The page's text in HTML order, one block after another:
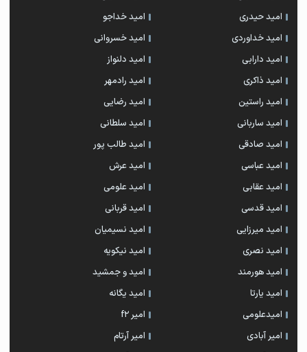
امید حیدری
امید خداجو
امید خداوردی
امید خسروانی
امید دارابی
امید دلنواز
امید ذاکری
امید رادمهر
امید راستین
امید رضایی
امید ساربانی
امید سلطانی
امید صادقی
امید طالب پور
امید عباسی
امید عرش
امید عقابی
امید علومی
امید قدسی
امید قربانی
امید میرزایی
امید نسیمیان
امید نصری
امید نیکویه
امید هورمند
امید و جمشید
امید یارتا
امید یگانه
امیدعلومی
امیر f2
امیر آبادی
امیر آرتام